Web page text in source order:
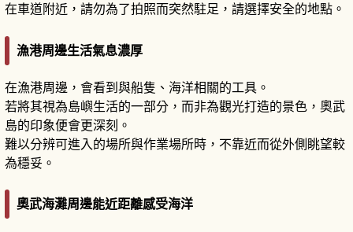
在車道附近，請勿為了拍照而突然駐足，請選擇安全的地點。
漁港周邊生活氣息濃厚
在漁港周邊，會看到與船隻、海洋相關的工具。
若將其視為島嶼生活的一部分，而非為觀光打造的景色，奧武
島的印象便會更深刻。
難以分辨可進入的場所與作業場所時，不靠近而從外側眺望較
為穩妥。
奧武海灘周邊能近距離感受海洋